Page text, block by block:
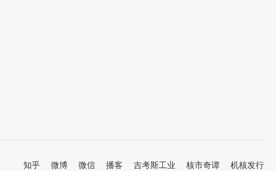
知乎 微博 微信 播客 吉考斯工业 核市奇谭
机核发行